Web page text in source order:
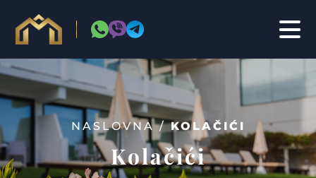
INVESTICIJE & KONSALTING
NASLOVNA /KOLAČIĆI
Kolačići